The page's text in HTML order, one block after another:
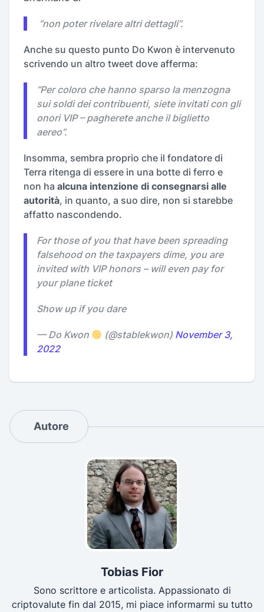
“non poter rivelare altri dettagli”.
Anche su questo punto Do Kwon è intervenuto
scrivendo un altro tweet dove afferma:
“Per coloro che hanno sparso la menzogna
sui soldi dei contribuenti, siete invitati con gli
onori VIP – pagherete anche il biglietto
aereo”.
Insomma, sembra proprio che il fondatore di
Terra ritenga di essere in una botte di ferro e
non ha alcuna intenzione di consegnarsi alle
autorità, in quanto, a suo dire, non si starebbe
affatto nascondendo.
For those of you that have been spreading
falsehood on the taxpayers dime, you are
invited with VIP honors – will even pay for
your plane ticket
Show up if you dare
— Do Kwon (@stablekwon) November 3,
2022
Autore
Tobias Fior
Sono scrittore e articolista. Appassionato di
criptovalute fin dal 2015, mi piace informarmi su tutto